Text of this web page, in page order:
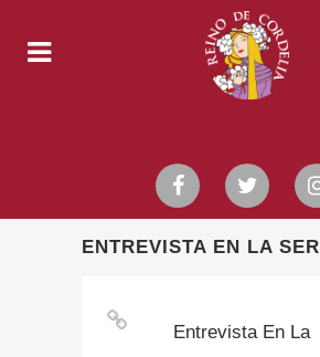
ENTREVISTA EN LA SER
Entrevista En La